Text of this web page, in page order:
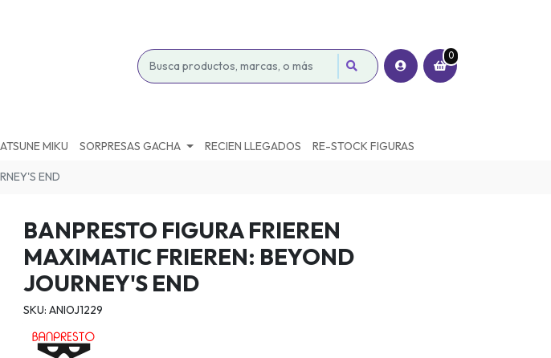
0
MIKU SORPRESAS GACHA RECIEN LLEGADOS RE-STOCK FIGURAS
END
BANPRESTO FIGURA FRIEREN
MAXIMATIC FRIEREN: BEYOND
JOURNEY'S END
SKU: ANIOJ1229